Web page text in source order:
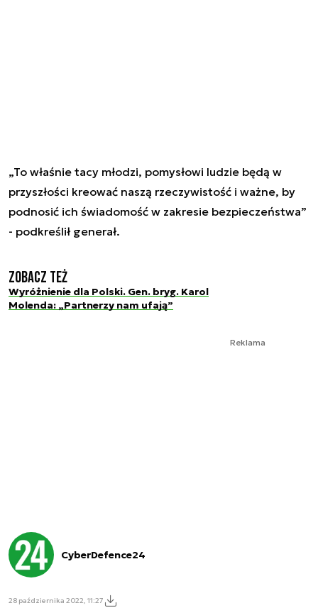
„To właśnie tacy młodzi, pomysłowi ludzie będą w
przyszłości kreować naszą rzeczywistość i ważne, by
podnosić ich świadomość w zakresie bezpieczeństwa”
- podkreślił generał.
Zobacz też
Wyróżnienie dla Polski. Gen. bryg. Karol
Molenda: „Partnerzy nam ufają”
Reklama
CyberDefence24
28 października 2022, 11:27